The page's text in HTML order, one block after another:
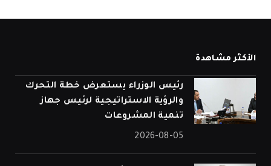
الأكثر مشاهدة
رئيس الوزراء يستعرض خطة التحرك
والرؤية الاستراتيجية لرئيس جهاز
تنمية المشروعات
2026-08-05